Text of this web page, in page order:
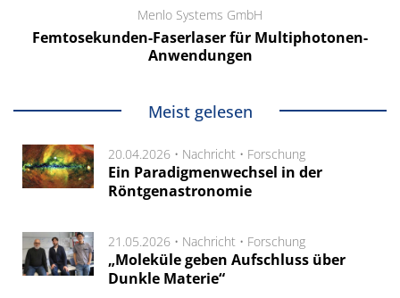
Menlo Systems GmbH
Femtosekunden-Faserlaser für Multiphotonen-
Anwendungen
Meist gelesen
20.04.2026 • Nachricht • Forschung
Ein Paradigmenwechsel in der
Röntgenastronomie
21.05.2026 • Nachricht • Forschung
„Moleküle geben Aufschluss über
Dunkle Materie“